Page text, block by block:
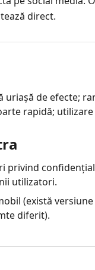
direct.
uriașă de efecte;
rapidă;
privind
utilizatori.
(există
diferit).